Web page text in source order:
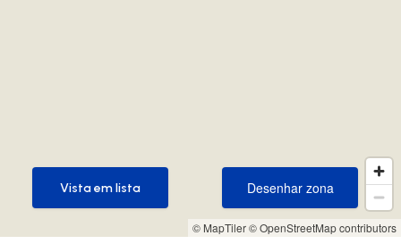
© MapTiler© OpenStreetMap contributors
Desenhar zona
Desenhar zona
Vista em lista
Vista em lista